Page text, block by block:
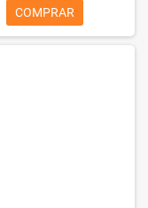
COMPRAR